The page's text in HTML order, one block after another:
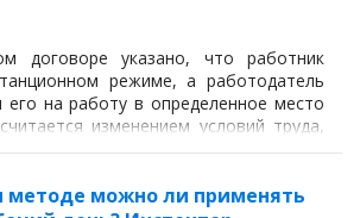
договоре указано, что работник
режиме, а работодатель
его на работу в определенное место
изменением условий труда,
место работы и, возможно,
и проживание и т.д.).
методе можно ли применять